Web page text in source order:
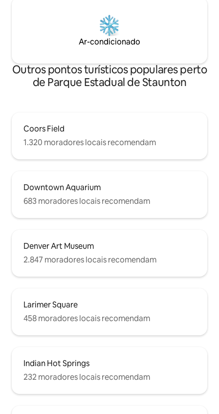
Ar-condicionado
Outros pontos turísticos populares perto
de Parque Estadual de Staunton
Coors Field
1.320 moradores locais recomendam
Downtown Aquarium
683 moradores locais recomendam
Denver Art Museum
2.847 moradores locais recomendam
Larimer Square
458 moradores locais recomendam
Indian Hot Springs
232 moradores locais recomendam